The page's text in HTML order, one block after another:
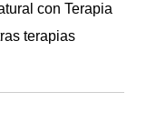
con Terapia
terapias